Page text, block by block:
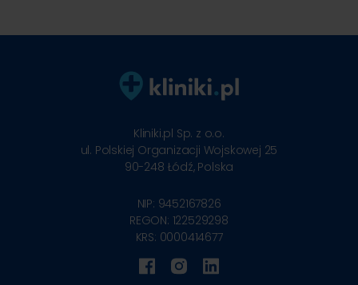
Kliniki.pl Sp. z o.o.
ul. Polskiej Organizacji Wojskowej 25
90-248 Łódź, Polska
NIP: 9452167826
REGON: 122529298
KRS: 0000414677